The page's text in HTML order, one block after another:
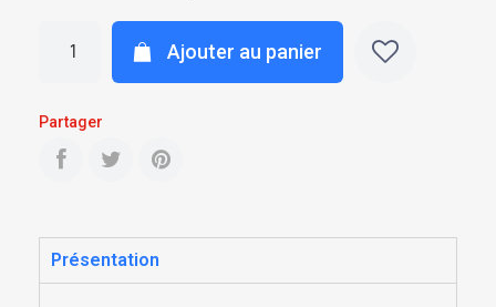
Ajouter au panier
Partager
Présentation